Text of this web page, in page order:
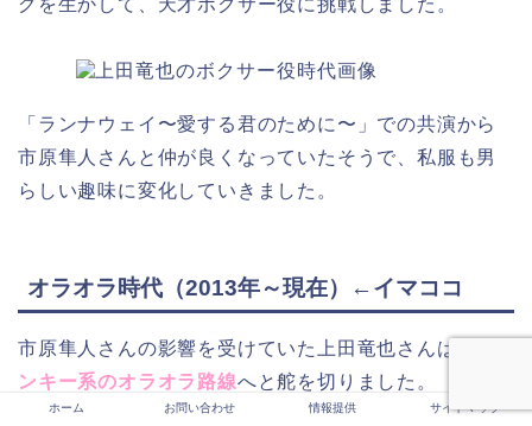
「ランナウェイ〜愛する君のために〜」での共演から
市原隼人さんと仲が良くなっていたそうで、私服も男
らしい趣味に変化していきました。
オラオラ時代（2013年～現在）←イマココ
市原隼人さんの影響を受けていた上田竜也さんは、
ンキー系のオラオラ路線へと舵を切りました。
ホーム お問い合わせ 情報提供 サイトマップ